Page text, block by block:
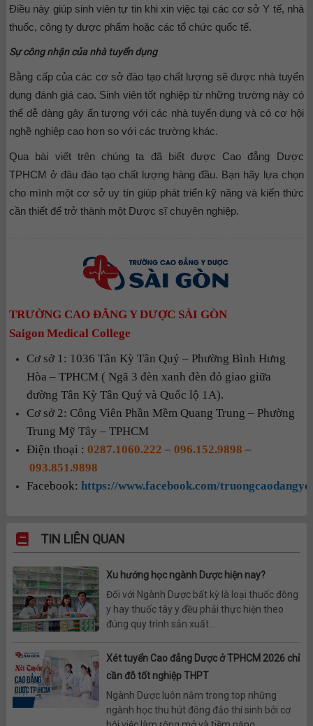
Điều này giúp sinh viên tự tin khi xin việc tại các cơ sở Y tế, nhà
thuốc, công ty dược phẩm hoặc các tổ chức quốc tế.
Sự công nhận của nhà tuyển dụng
Bằng cấp của các cơ sở đào tạo chất lượng sẽ được nhà tuyển
dụng đánh giá cao. Sinh viên tốt nghiệp từ những trường này có
thể dễ dàng gây ấn tượng với các nhà tuyển dụng và có cơ hội
nghề nghiệp cao hơn so với các trường khác.
Qua bài viết trên chúng ta đã biết được Cao đẳng Dược
TPHCM ở đâu đào tạo chất lượng hàng đầu. Bạn hãy lựa chọn
cho mình một cơ sở uy tín giúp phát triển kỹ năng và kiến thức
cần thiết để trở thành một Dược sĩ chuyên nghiệp.
TRƯỜNG CAO ĐẲNG Y DƯỢC SÀI GÒN
Saigon Medical College
Cơ sở 1: 1036 Tân Kỳ Tân Quý – Phường Bình Hưng
Hòa – TPHCM ( Ngã 3 đèn xanh đèn đỏ giao giữa
đường Tân Kỳ Tân Quý và Quốc lộ 1A).
Cơ sở 2: Công Viên Phần Mềm Quang Trung – Phường
Trung Mỹ Tây – TPHCM
Điện thoại :0287.1060.222 –096.152.9898 –
093.851.9898
Facebook:https://www.facebook.com/
TIN LIÊN QUAN
Xu hướng học ngành Dược hiện nay?
Đối với Ngành Dược bất kỳ là loại thuốc đông
y hay thuốc tây y đều phải thực hiện theo
đúng quy trình sản xuất...
Xét tuyển Cao đẳng Dược ở TPHCM 2026 chỉ
cần đỗ tốt nghiệp THPT
Ngành Dược luôn nằm trong top những
ngành học thu hút đông đảo thí sinh bởi cơ